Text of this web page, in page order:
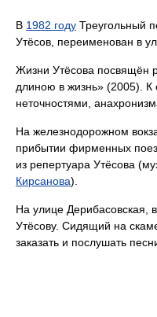
В 1982 году Треугольный
Утёсов, переименован в
Жизни Утёсова посвящён
длиною в жизнь» (2005). К
неточностями,
На железнодорожном
прибытии фирменных
из репертуара Утёсова
Кирсанова).
На улице Дерибасовская,
Утёсову. Сидящий на
заказать и послушать